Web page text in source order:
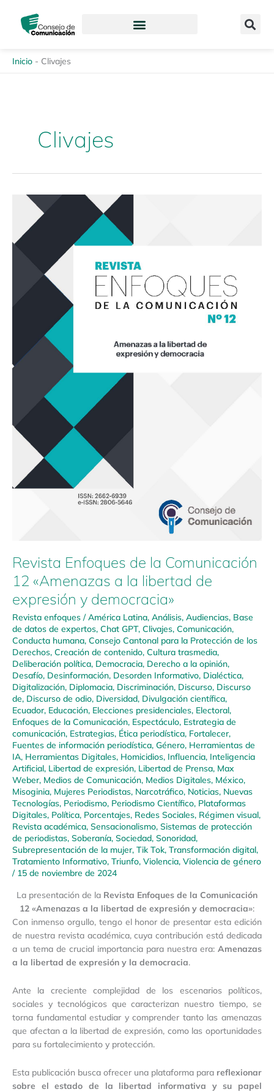
contenido
Inicio - Clivajes
Clivajes
Revista Enfoques de la Comunicación
12 «Amenazas a la libertad de
expresión y democracia»
Revista enfoques /América Latina, Análisis, Audiencias, Base
de datos de expertos, Chat GPT, Clivajes, Comunicación,
Conducta humana, Consejo Cantonal para la Protección de los
Derechos, Creación de contenido, Cultura trasmedia,
Deliberación política, Democracia, Derecho a la opinión,
Desafío, Desinformación, Desorden Informativo, Dialéctica,
Digitalización, Diplomacia, Discriminación, Discurso, Discurso
de, Discurso de odio, Diversidad, Divulgación científica,
Ecuador, Educación, Elecciones presidenciales, Electoral,
Enfoques de la Comunicación, Espectáculo, Estrategia de
comunicación, Estrategias, Ética periodística, Fortalecer,
Fuentes de información periodística, Género, Herramientas de
IA, Herramientas Digitales, Homicidios, Influencia, Inteligencia
Artificial, Libertad de expresión, Libertad de Prensa, Max
Weber, Medios de Comunicación, Medios Digitales, México,
Misoginia, Mujeres Periodistas, Narcotráfico, Noticias, Nuevas
Tecnologías, Periodismo, Periodismo Científico, Plataformas
Digitales, Política, Porcentajes, Redes Sociales, Régimen visual,
Revista académica, Sensacionalismo, Sistemas de protección
de periodistas, Soberanía, Sociedad, Sonoridad,
Subrepresentación de la mujer, Tik Tok, Transformación digital,
Tratamiento Informativo, Triunfo, Violencia, Violencia de género
/ 15 de noviembre de 2024
La presentación de la Revista Enfoques de la Comunicación
12 «Amenazas a la libertad de expresión y democracia»:
Con inmenso orgullo, tengo el honor de presentar esta edición
de nuestra revista académica, cuya contribución está dedicada
a un tema de crucial importancia para nuestra era: Amenazas
a la libertad de expresión y la democracia.
Ante la creciente complejidad de los escenarios políticos,
sociales y tecnológicos que caracterizan nuestro tiempo, se
torna fundamental estudiar y comprender tanto las amenazas
que afectan a la libertad de expresión, como las oportunidades
para su fortalecimiento y protección.
Esta publicación busca ofrecer una plataforma para reflexionar
sobre el estado de la libertad informativa y su papel
Revista
Enfoques
la
Comunicación
«Amenazas
expresión
y